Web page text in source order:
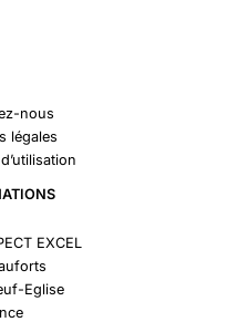
nous
légales
EXCEL
Eglise